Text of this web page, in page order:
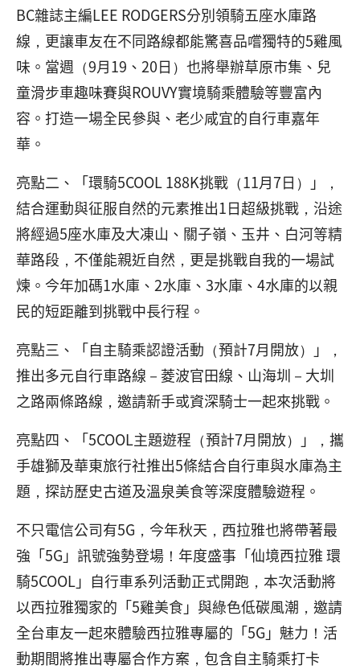
BC雜誌主編LEE RODGERS分別領騎五座水庫路
線，更讓車友在不同路線都能驚喜品嚐獨特的5雞風
味。當週（9月19、20日）也將舉辦草原市集、兒
童滑步車趣味賽與ROUVY實境騎乘體驗等豐富內
容。打造一場全民參與、老少咸宜的自行車嘉年
華。
亮點二、「環騎5COOL 188K挑戰（11月7日）」，
結合運動與征服自然的元素推出1日超級挑戰，沿途
將經過5座水庫及大凍山、關子嶺、玉井、白河等精
華路段，不僅能親近自然，更是挑戰自我的一場試
煉。今年加碼1水庫、2水庫、3水庫、4水庫的以親
民的短距離到挑戰中長行程。
亮點三、「自主騎乘認證活動（預計7月開放）」，
推出多元自行車路線－菱波官田線、山海圳－大圳
之路兩條路線，邀請新手或資深騎士一起來挑戰。
亮點四、「5COOL主題遊程（預計7月開放）」，攜
手雄獅及華東旅行社推出5條結合自行車與水庫為主
題，探訪歷史古道及溫泉美食等深度體驗遊程。
不只電信公司有5G，今年秋天，西拉雅也將帶著最
強「5G」訊號強勢登場！年度盛事「仙境西拉雅 環
騎5COOL」自行車系列活動正式開跑，本次活動將
以西拉雅獨家的「5雞美食」與綠色低碳風潮，邀請
全台車友一起來體驗西拉雅專屬的「5G」魅力！活
動期間將推出專屬合作方案，包含自主騎乘打卡